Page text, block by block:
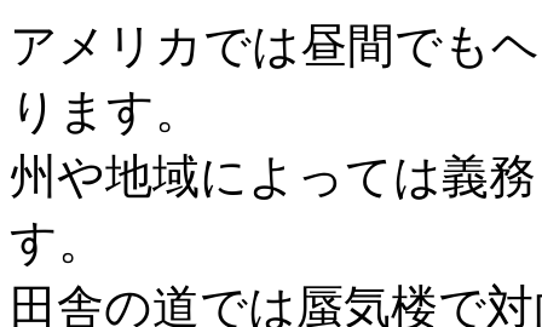
アメリカでは昼間でも
ります。
州や地域によっては義
す。
田舎の道では蜃気楼で